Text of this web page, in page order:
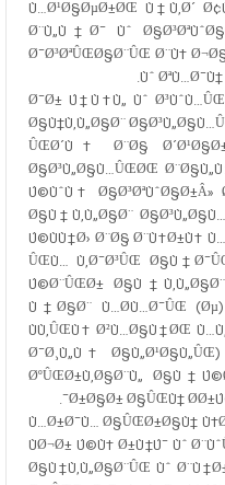
Ù…Ø¹Ø§ØµØ±ØŒ Ù†Ù‚Ø´
Ø¨Ù„Ù†Ø¯ Ùˆ
Ø¯Ø³ØªÛŒØ§Ø¨ÛŒ Ø¨Ù‡
Ùˆ
Ø¯Ø± Ú†Ù‡Ù„ Ùˆ
Ø§Ù†Ù‚Ù„Ø§Ø¨
ÛŒØ´Ù‡ Ø¨Ø§ Ø´Ø¹Ø§Ø±
Ø§Ø³Ù„Ø§Ù…ÛŒØŒ
Ú©ÙˆÙ‡ Ø§Ø³ØªÙˆØ§Ø±Â»
Ø§Ù†Ù‚Ù„Ø§Ø¨
Ú©ÙÙ†Ø› Ø¨Ø§ Ø¨Ù‡Ø±Ù‡
ÛŒÙ… Ù‚Ø¯Ø³ÛŒ
Ú©Ø¨ÛŒØ±
Ù†Ø§Ø¨ Ù…Ø­Ù…Ø¯ÛŒ (Øµ)
ÙÙ‚ÛŒÙ‡ Ø²Ù…Ø§Ù†ØŒ
Ø¯Ø¸Ù„Ù‡
ØºÛŒØ±Ù‚Ø§Ø¨Ù„
Ø±Ø§Ø± Ø§ÛŒÙ†
Ù…Ø±Ø¯Ù… Ø§ÛŒØ±Ø§Ù†
ÙØ¬Ø± Ú©Ù‡ Ø±Ù†Ú¯ Ùˆ
Ø§Ù†Ù‚Ù„Ø§Ø¨ÛŒ Ùˆ